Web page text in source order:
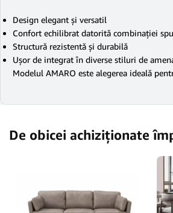
Design elegant și versatil
Confort echilibrat datorită combinației
Structură rezistentă și durabilă
Ușor de integrat în diverse stiluri de
Modelul AMARO este alegerea ideală
De obicei achiziționate